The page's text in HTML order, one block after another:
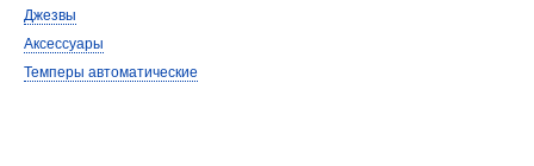
Джезвы
Аксессуары
Темперы автоматические